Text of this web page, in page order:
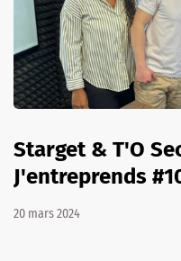
Starget & T'O
J'entreprends
20 mars 2024